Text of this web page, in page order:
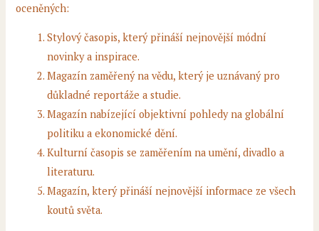
oceněných:
Stylový časopis, který přináší nejnovější módní
novinky a inspirace.
Magazín zaměřený na vědu, který je uznávaný pro
důkladné reportáže a studie.
Magazín nabízející objektivní pohledy na globální
politiku a ekonomické dění.
Kulturní časopis se zaměřením na umění, divadlo a
literaturu.
Magazín, který přináší nejnovější informace ze všech
koutů světa.